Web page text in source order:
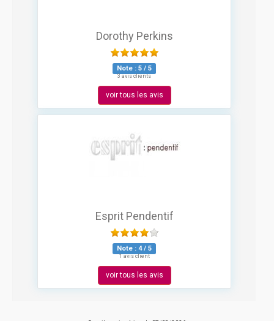
Dorothy Perkins
Note : 5 / 5
3 avis clients
voir tous les avis
Esprit Pendentif
Note : 4/ 5
1 avis client
voir tous les avis